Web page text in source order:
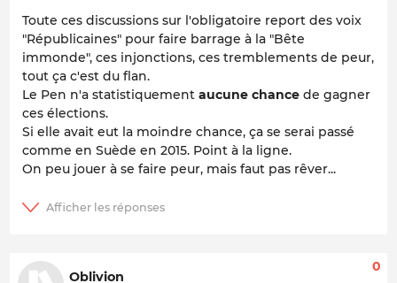
Toute ces discussions sur l'obligatoire report des voix
"Républicaines" pour faire barrage à la "Bête
immonde", ces injonctions, ces tremblements de peur,
tout ça c'est du flan.
Le Pen n'a statistiquement aucune chance de gagner
ces élections.
Si elle avait eut la moindre chance, ça se serai passé
comme en Suède en 2015. Point à la ligne.
On peu jouer à se faire peur, mais faut pas rêver...
Oblivion
0